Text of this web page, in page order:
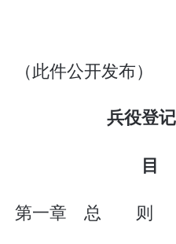
（此件公开发布）
兵役登
第一章 总 则